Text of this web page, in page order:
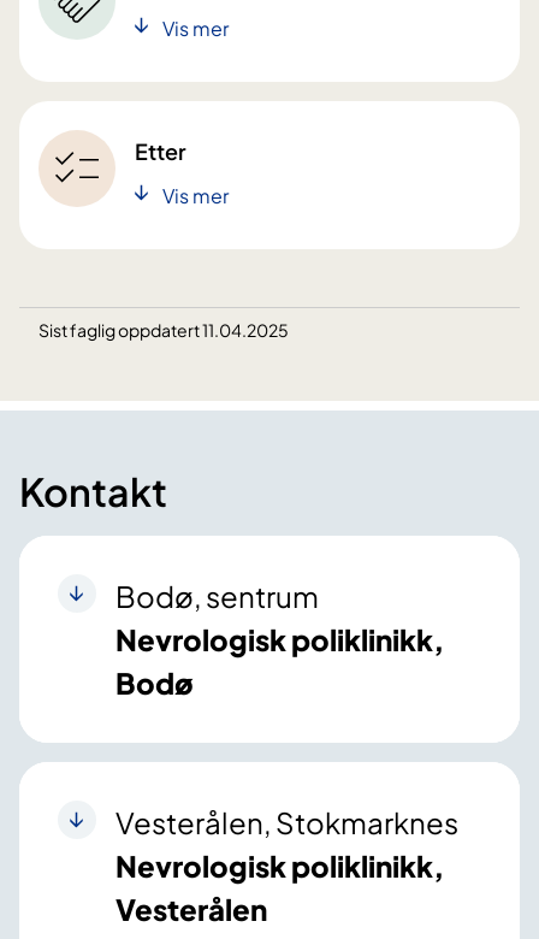
Vis mer
Etter
Vis mer
Sist faglig oppdatert 11.04.2025
Kontakt
Bodø, sentrum
Nevrologisk poliklinikk,
Bodø
Vesterålen, Stokmarknes
Nevrologisk poliklinikk,
Vesterålen